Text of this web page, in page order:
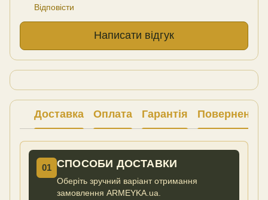
Відповісти
Написати відгук
Доставка Оплата Гарантія Повернення
01 СПОСОБИ ДОСТАВКИ
Оберіть зручний варіант отримання
замовлення ARMEYKA.ua.